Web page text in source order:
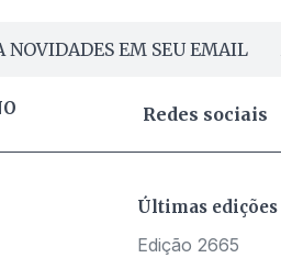
NOVIDADES EM SEU EMAIL
Redes sociais
Últimas edições
Edição 2665